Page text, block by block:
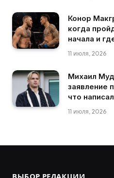
Конор
когда
начала и
11 июля, 2026
Михаил
заявление
что
11 июля, 2026